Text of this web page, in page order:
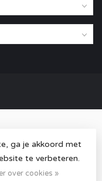
byLightspeed-
ga je akkoord met
te verbeteren.
over cookies »